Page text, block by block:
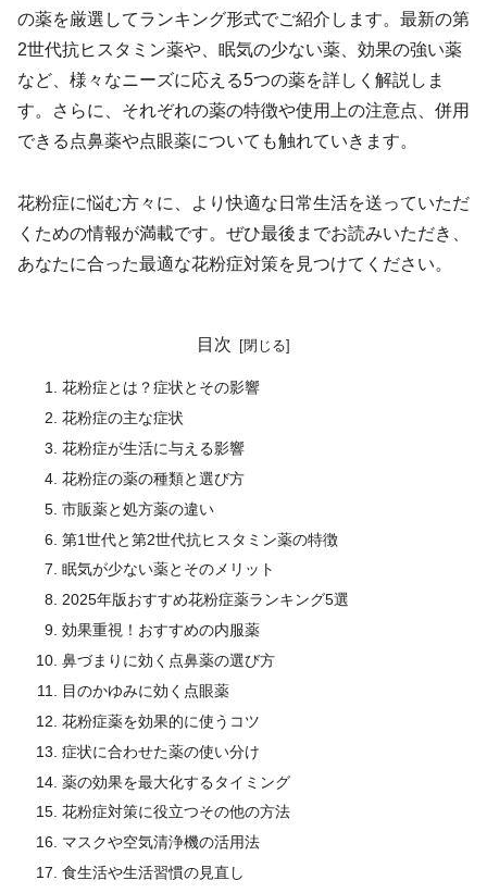
の薬を厳選してランキング形式でご紹介します。最新の第
2世代抗ヒスタミン薬や、眠気の少ない薬、効果の強い薬
など、様々なニーズに応える5つの薬を詳しく解説しま
す。さらに、それぞれの薬の特徴や使用上の注意点、併用
できる点鼻薬や点眼薬についても触れていきます。
花粉症に悩む方々に、より快適な日常生活を送っていただ
くための情報が満載です。ぜひ最後までお読みいただき、
あなたに合った最適な花粉症対策を見つけてください。
目次
花粉症とは？症状とその影響
花粉症の主な症状
花粉症が生活に与える影響
花粉症の薬の種類と選び方
市販薬と処方薬の違い
第1世代と第2世代抗ヒスタミン薬の特徴
眠気が少ない薬とそのメリット
2025年版おすすめ花粉症薬ランキング5選
効果重視！おすすめの内服薬
鼻づまりに効く点鼻薬の選び方
目のかゆみに効く点眼薬
花粉症薬を効果的に使うコツ
症状に合わせた薬の使い分け
薬の効果を最大化するタイミング
花粉症対策に役立つその他の方法
マスクや空気清浄機の活用法
食生活や生活習慣の見直し